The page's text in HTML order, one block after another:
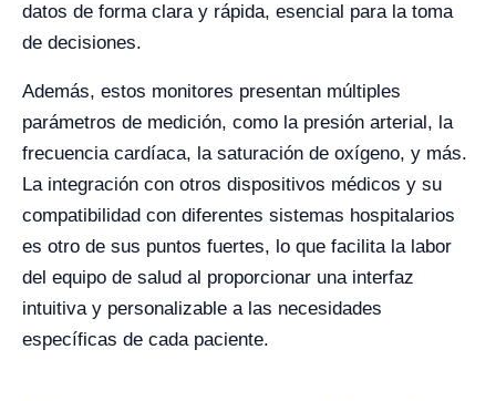
datos de forma clara y rápida, esencial para la toma
de decisiones.
Además, estos monitores presentan múltiples
parámetros de medición, como la presión arterial, la
frecuencia cardíaca, la saturación de oxígeno, y más.
La integración con otros dispositivos médicos y su
compatibilidad con diferentes sistemas hospitalarios
es otro de sus puntos fuertes, lo que facilita la labor
del equipo de salud al proporcionar una interfaz
intuitiva y personalizable a las necesidades
específicas de cada paciente.